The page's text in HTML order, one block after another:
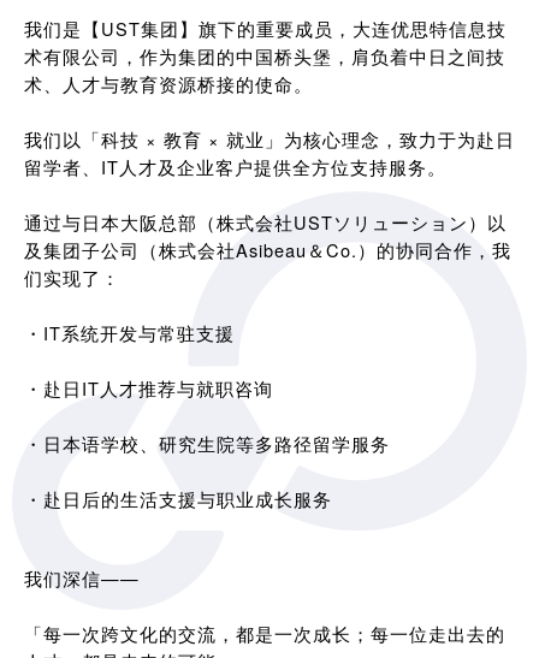
我们是【UST集团】旗下的重要成员，大连优思特信息技
术有限公司，作为集团的中国桥头堡，肩负着中日之间技
术、人才与教育资源桥接的使命。
我们以「科技 × 教育 × 就业」为核心理念，致力于为赴日
留学者、IT人才及企业客户提供全方位支持服务。
通过与日本大阪总部（株式会社USTソリューション）以
及集团子公司（株式会社Asibeau＆Co.）的协同合作，我
们实现了：
・IT系统开发与常驻支援
・赴日IT人才推荐与就职咨询
・日本语学校、研究生院等多路径留学服务
・赴日后的生活支援与职业成长服务
我们深信——
「每一次跨文化的交流，都是一次成长；每一位走出去的